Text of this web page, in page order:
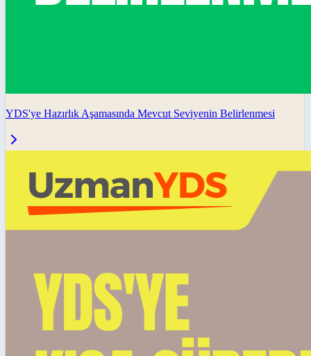
YDS'ye Hazırlık Aşamasında Mevcut Seviyenin Belirlenmesi